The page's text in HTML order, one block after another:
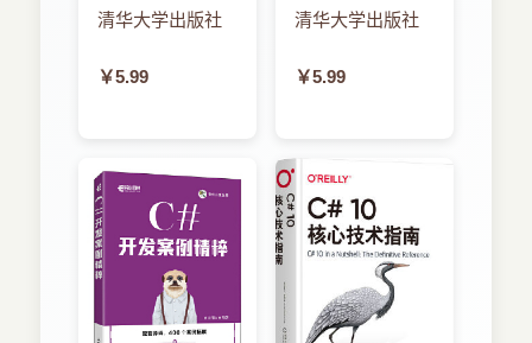
2．3 简化委托的创建 43
2．3．1 方法组转换 43
2．4．2 延迟执行 48
2．4．3 执行yield语句 49
2．4．4 延迟执行的重要性 50
2．4．5 处理finally块 51
2．4．6 处理finally的重要性 53
2．4．7 迭代器实现机制概览 54
清华大学出版社
￥5.99
清华大学出版社
￥5.99